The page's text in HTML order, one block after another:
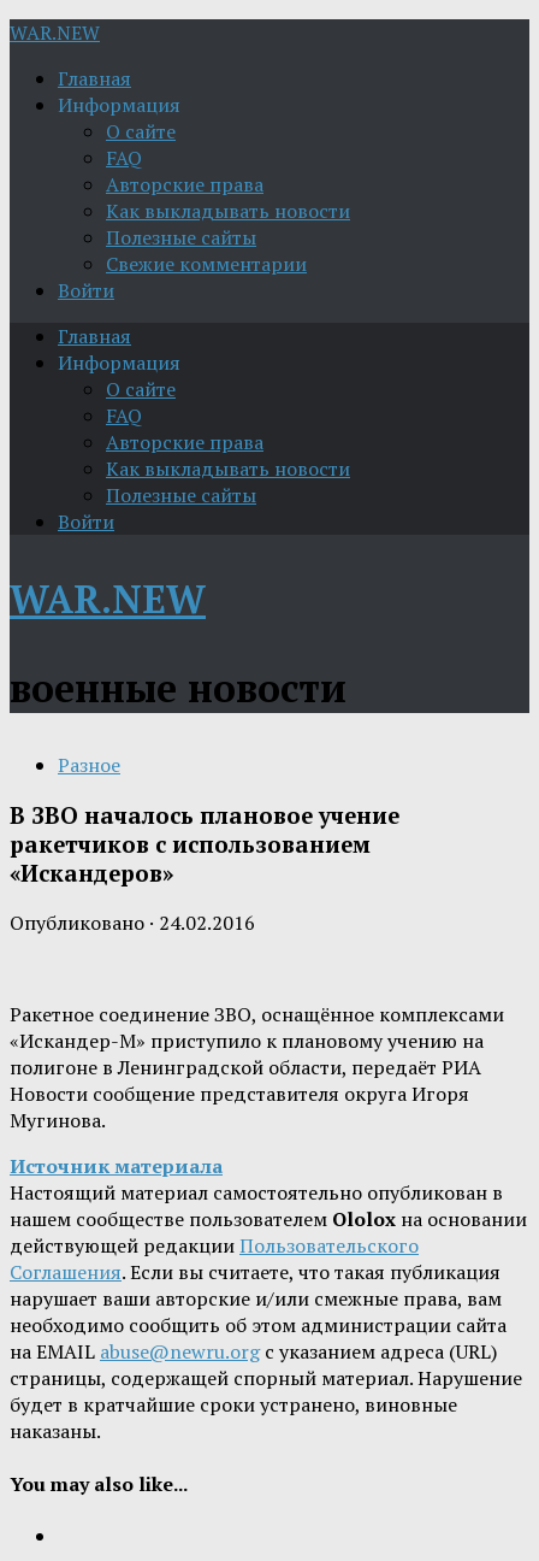
WAR.NEW
Главная
Информация
О сайте
FAQ
Авторские права
Как выкладывать новости
Полезные сайты
Свежие комментарии
Войти
Главная
Информация
О сайте
FAQ
Авторские права
Как выкладывать новости
Полезные сайты
Войти
WAR.NEW
военные новости
Разное
В ЗВО началось плановое учение
ракетчиков с использованием
«Искандеров»
Опубликовано · 24.02.2016
Ракетное соединение ЗВО, оснащённое комплексами
«Искандер-М» приступило к плановому учению на
полигоне в Ленинградской области, передаёт РИА
Новости сообщение представителя округа Игоря
Мугинова.
Источник материала
Настоящий материал самостоятельно опубликован в
нашем сообществе пользователем Ololox на основании
действующей редакцииПользовательского
Соглашения. Если вы считаете, что такая публикация
нарушает ваши авторские и/или смежные права, вам
необходимо сообщить об этом администрации сайта
на EMAIL abuse@newru.orgс указанием адреса (URL)
страницы, содержащей спорный материал. Нарушение
будет в кратчайшие сроки устранено, виновные
наказаны.
You may also like...